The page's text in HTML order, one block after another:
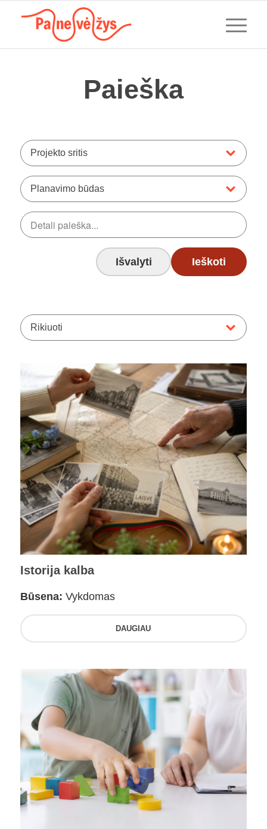
Paieška
Projekto sritis
Planavimo būdas
Išvalyti Ieškoti
Rikiuoti
Istorija kalba
Būsena: Vykdomas
DAUGIAU